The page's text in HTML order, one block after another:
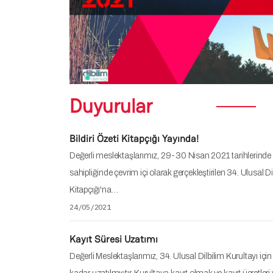
Duyurular
Bildiri Özeti Kitapçığı Yayında!
Değerli meslektaşlarımız, 29-30 Nisan 2021
sahipliğinde çevrim içi olarak gerçekleştirilen 34. Ulusal
Kitapçığı'na…
24/05/2021
Kayıt Süresi Uzatımı
Değerli Meslektaşlarımız, 34. Ulusal Dilbilim Kurultayı